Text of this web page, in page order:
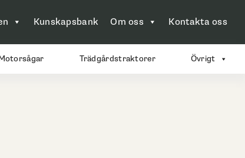
Kunskapsbank Om oss Kontakta oss
Trädgårdstraktorer Övrigt